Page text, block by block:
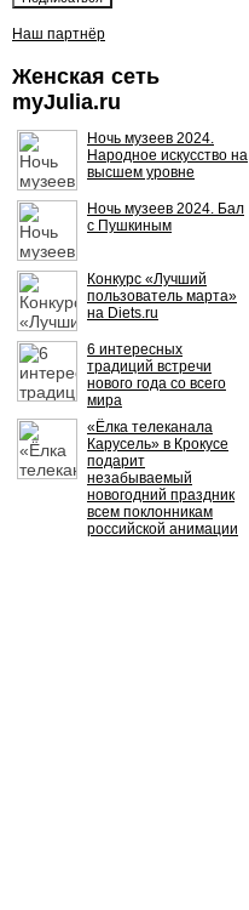
Наш партнёр
Женская сеть
myJulia.ru
Ночь музеев 2024.
Народное искусство на
высшем уровне
Ночь музеев 2024. Бал
с Пушкиным
Конкурс «Лучший
пользователь марта»
на Diets.ru
6 интересных
традиций встречи
нового года со всего
мира
«Ёлка телеканала
Карусель» в Крокусе
подарит
незабываемый
новогодний праздник
всем поклонникам
российской анимации